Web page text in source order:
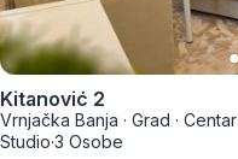
Kitanović 2
Vrnjačka Banja · Grad · Centar
Studio·3 Osobe